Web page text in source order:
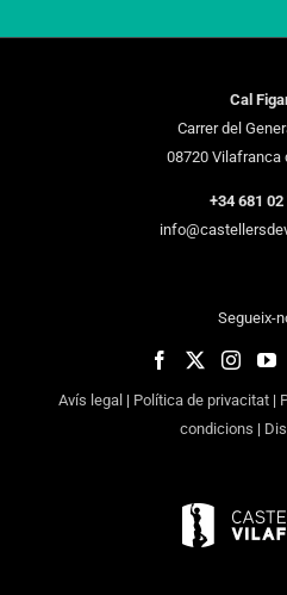
Cal
Carrer del
08720 Vilafranca
+34 681 02
Segueix-
Avís legal | Política de privacitat|
condicions |